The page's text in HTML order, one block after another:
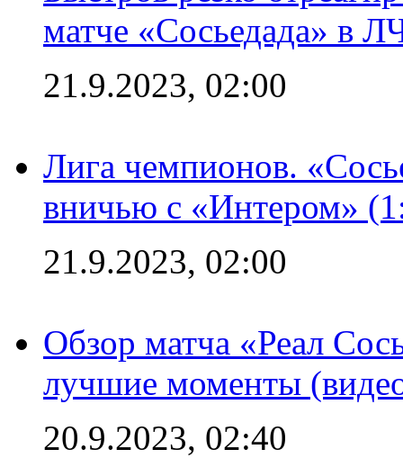
матче «Сосьедада» в
21.9.2023, 02:00
Лига чемпионов.
вничью с «Интером»
21.9.2023, 02:00
Обзор матча «Реал
лучшие моменты
20.9.2023, 02:40